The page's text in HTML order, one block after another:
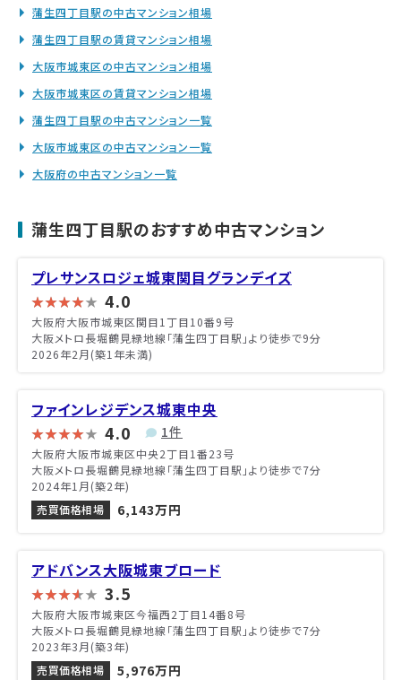
蒲生四丁目駅の中古マンション相場
蒲生四丁目駅の賃貸マンション相場
大阪市城東区の中古マンション相場
大阪市城東区の賃貸マンション相場
蒲生四丁目駅の中古マンション一覧
大阪市城東区の中古マンション一覧
大阪府の中古マンション一覧
蒲生四丁目駅のおすすめ中古マンション
プレサンスロジェ城東関目グランデイズ
4.0
大阪府大阪市城東区関目1丁目10番9号
大阪メトロ長堀鶴見緑地線「蒲生四丁目駅」より徒歩で9分
2026年2月(築1年未満)
ファインレジデンス城東中央
4.0 1件
大阪府大阪市城東区中央2丁目1番23号
大阪メトロ長堀鶴見緑地線「蒲生四丁目駅」より徒歩で7分
2024年1月(築2年)
売買価格相場
6,143万円
アドバンス大阪城東ブロード
3.5
大阪府大阪市城東区今福西2丁目14番8号
大阪メトロ長堀鶴見緑地線「蒲生四丁目駅」より徒歩で7分
2023年3月(築3年)
売買価格相場
5,976万円